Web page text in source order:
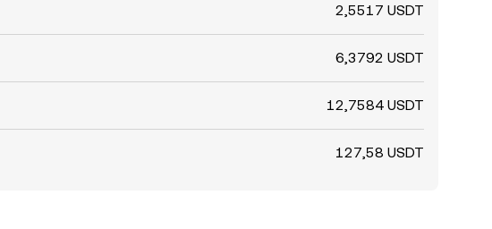
2,5517 USDT
6,3792 USDT
12,7584 USDT
127,58 USDT